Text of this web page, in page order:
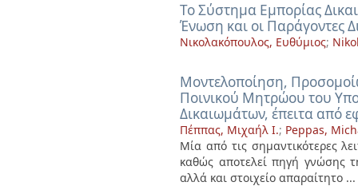
Το Σύστημα Εμπορίας
Ένωση και οι Παράγοντες
Νικολακόπουλος, Ευθύμιος;
Μοντελοποίηση,
Ποινικού Μητρώου του
Δικαιωμάτων, έπειτα από
Πέππας, Μιχαήλ Ι.; Peppas,
Μία από τις σημαντικότερες
καθώς αποτελεί πηγή γνώσης
αλλά και στοιχείο απαραίτητο ...